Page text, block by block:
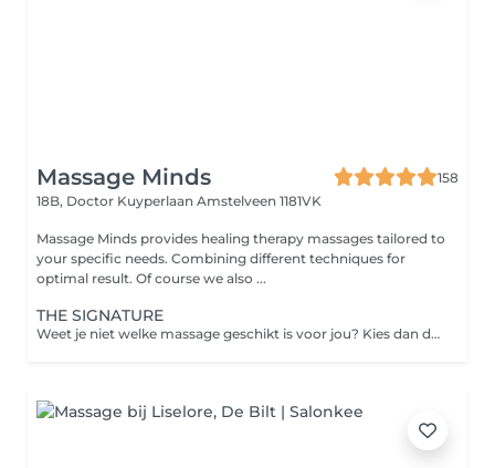
Massage Minds
158
18B, Doctor Kuyperlaan Amstelveen 1181VK
Massage Minds provides healing therapy massages tailored to
your specific needs. Combining different techniques for
optimal result. Of course we also ...
THE SIGNATURE
Weet je niet welke massage geschikt is voor jou? Kies dan de Signature. De ultieme massage, afgestemd op jouw lichaam in dit moment. Afhankelijk van de technieken van de therapeut wordt er een mix van stijlen gecombineerd om een massage perfect op maat te maken. Van zeer ontspannen tot deep tissue en Triggerpoint technieken. En zelfs het gebruik van drukpunten (acupressuur punten) en diepe strekkingen. Onze massages worden altijd gegeven vanuit een holistisch oogpunt.